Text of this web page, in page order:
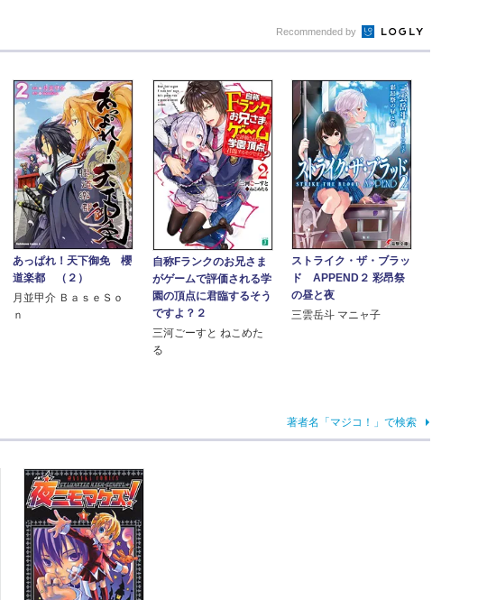
Recommended by
あっぱれ！天下御免 櫻
道楽都 （２）
月並甲介 ＢａｓｅＳｏ
ｎ
自称Fランクのお兄さま
がゲームで評価される学
園の頂点に君臨するそう
ですよ？２
三河ごーすと ねこめた
る
ストライク・ザ・ブラッ
ド APPEND２ 彩昂祭
の昼と夜
三雲岳斗 マニャ子
著者名「マジコ！」で検索